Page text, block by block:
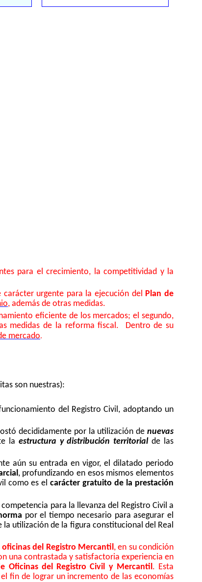
para el crecimiento, la competitividad y la
urgente para la ejecución del
Plan de
, además de otras medidas.
eficiente de los mercados; el segundo,
medidas de la reforma fiscal.
Dentro de su
mercado.
son nuestras):
del Registro Civil, adoptando un
decididamente por la utilización denuevas
la estructura y distribución territorial de las
aún su entrada en vigor, el dilatado periodo
, profundizando en esos mismos elementos
como es elcarácter gratuito de la prestación
para la llevanza del Registro Civil a
por el tiempo necesario para asegurar el
utilización de la figura constitucional del Real
del Registro Mercantil , en su condición
una contrastada y satisfactoria experiencia en
Oficinas del Registro Civil y Mercantil . Esta
fin de lograr un incremento de las economías